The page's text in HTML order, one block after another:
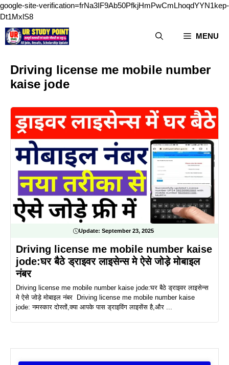
google-site-verification=frNa3IF9Ab50PfkjHmPwCmLhoqdYYN1kep-
Dt1MxlS8Skip
to
content
MENU
Driving license me mobile number
kaise jode
Update: September 23, 2025
Driving license me mobile number kaise
jode:घर बैठे ड्राइवर लाइसेन्स मे ऐसे जोड़े मोबाइल
नंबर
Driving license me mobile number kaise jode:घर बैठे ड्राइवर लाइसेन्स
मे ऐसे जोड़े मोबाइल नंबर Driving license me mobile number kaise
jode: नमस्कार दोस्तों,क्या आपके पास ड्राइविंग लाइसेंस है,और ...